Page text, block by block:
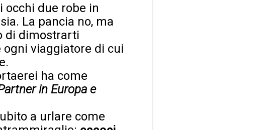
occhi due robe in
La pancia no, ma
di dimostrarti
viaggiatore di cui
ha come
in Europa e
a urlare come